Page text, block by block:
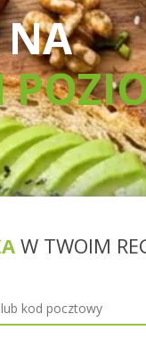
NA
W TWOIM